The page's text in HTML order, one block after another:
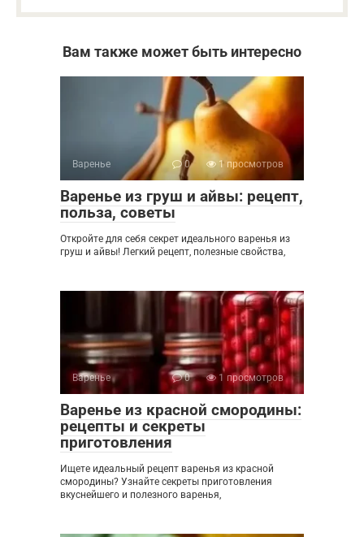
Вам также может быть интересно
Варенье 0 1 просмотров
Варенье из груш и айвы: рецепт,
польза, советы
Откройте для себя секрет идеального варенья из
груш и айвы! Легкий рецепт, полезные свойства,
Варенье 0 1 просмотров
Варенье из красной смородины:
рецепты и секреты
приготовления
Ищете идеальный рецепт варенья из красной
смородины? Узнайте секреты приготовления
вкуснейшего и полезного варенья,